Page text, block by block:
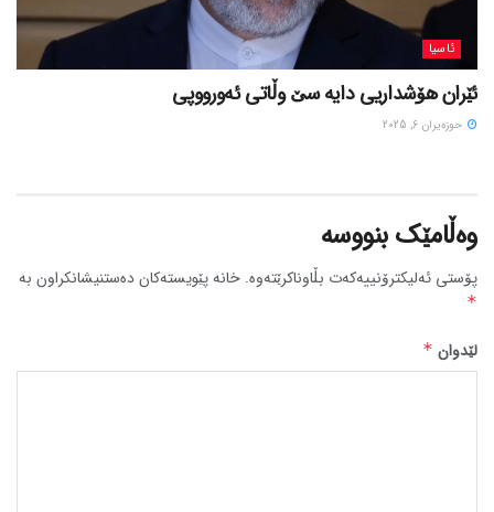
ئاسیا
ئێران هۆشداریی دایە سێ وڵاتی ئەورووپی
حوزه‌یران 6, 2025
وەڵامێک بنووسە
پۆستی ئەلیکترۆنییەکەت بڵاوناکرێتەوە. خانە پێویستەکان دەستنیشانکراون بە
*
لێدوان *